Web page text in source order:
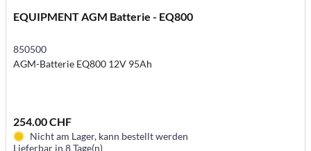
EQUIPMENT AGM Batterie - EQ800
850500
AGM-Batterie EQ800 12V 95Ah
254.00 CHF
Nicht am Lager, kann bestellt werden
Lieferbar in 8 Tage(n)